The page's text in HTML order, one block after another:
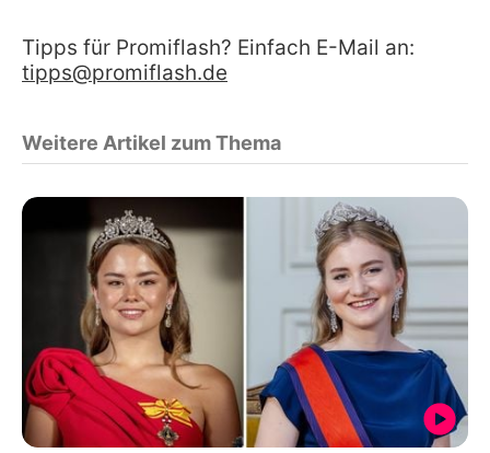
Tipps für Promiflash? Einfach E-Mail an:
tipps@promiflash.de
Weitere Artikel zum Thema